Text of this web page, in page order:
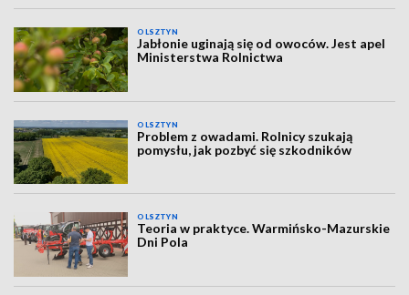
OLSZTYN
Jabłonie uginają się od owoców. Jest apel
Ministerstwa Rolnictwa
OLSZTYN
Problem z owadami. Rolnicy szukają
pomysłu, jak pozbyć się szkodników
OLSZTYN
Teoria w praktyce. Warmińsko-Mazurskie
Dni Pola